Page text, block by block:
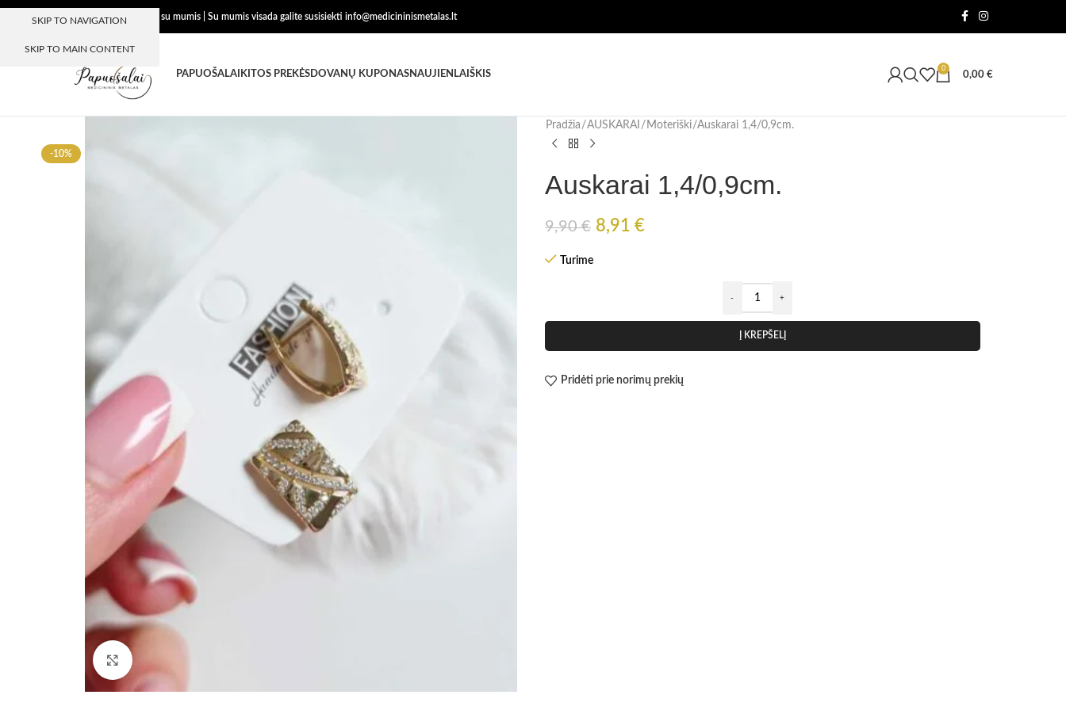
SKIP TO NAVIGATION
SKIP TO MAIN CONTENT
Dėkojame, kad esate su mumis | Su mumis visada galite susisiekti info@medicininismetalas.lt
PAPUOŠALAI KITOS PREKĖSDOVANŲ KUPONASNAUJIENLAIŠKIS
0
0,00 €
-10%
Pradžia AUSKARAI Moteriški Auskarai 1,4/0,9cm.
Auskarai 1,4/0,9cm.
9,90€ 8,91 €
Turime
Į KREPŠELĮ
Pridėti prie norimų prekių